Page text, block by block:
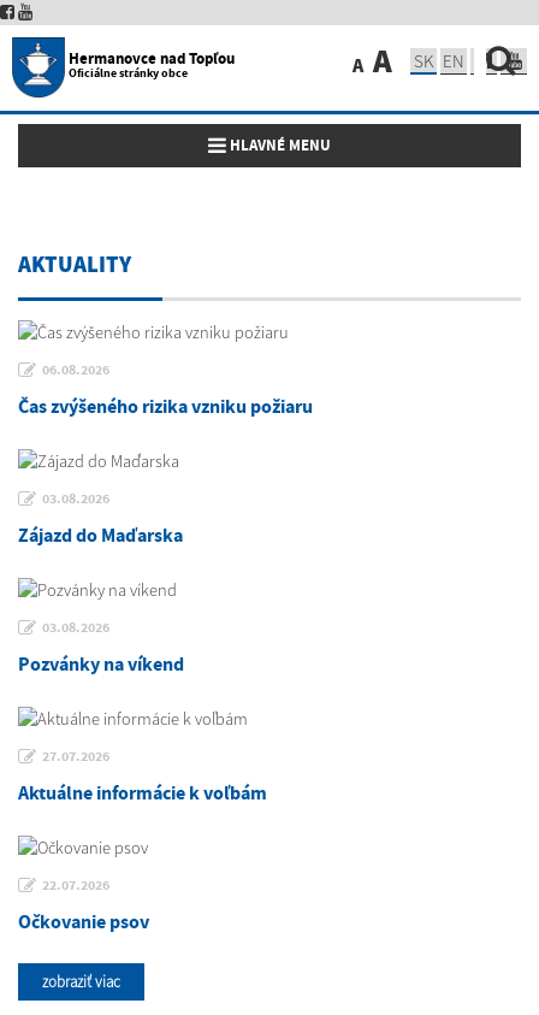
Hermanovce nad Topľou
Oficiálne stránky obce A A SK EN
Toggle navigation
HLAVNÉ MENU
AKTUALITY
06.08.2026
Čas zvýšeného rizika vzniku požiaru
03.08.2026
Zájazd do Maďarska
03.08.2026
Pozvánky na víkend
27.07.2026
Aktuálne informácie k voľbám
22.07.2026
Očkovanie psov
zobraziť viac